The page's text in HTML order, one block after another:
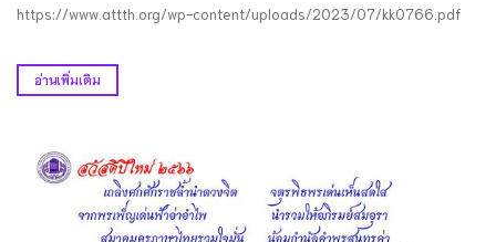
https://www.attth.org/wp-content/uploads/2023/07/kk0766.pdf
อ่านเพิ่มเติม